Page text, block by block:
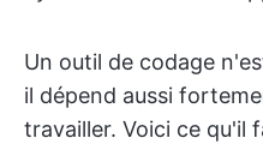
Un outil de codage
il dépend aussi
travailler. Voici ce qu'il